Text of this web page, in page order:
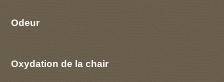
Odeur
Oxydation de la chair